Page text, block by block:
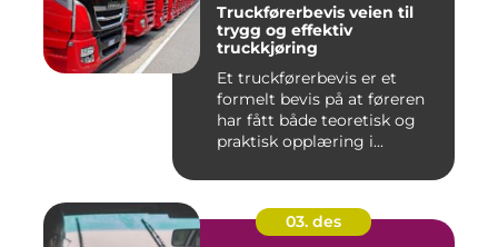
Truckførerbevis veien til
trygg og effektiv
truckkjøring
Et truckførerbevis er et
formelt bevis på at føreren
har fått både teoretisk og
praktisk opplæring i...
03. des